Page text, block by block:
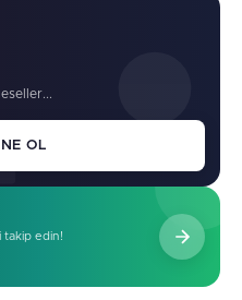
OL
takip edin!